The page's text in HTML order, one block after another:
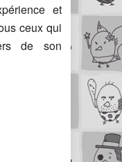
et
ceux qui
de son